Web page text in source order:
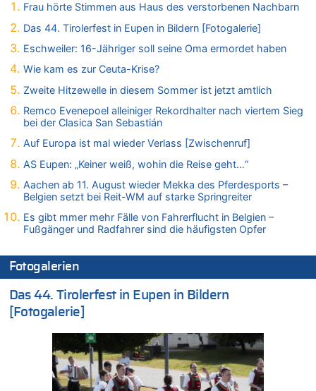
In Belgien missachten zwei von drei Autofahrern das
Tempolimit in 30er-Zonen – Untersuchung von Vias
07.08.2026 - 15:56 von Eifel_er zu
Teufel vorgestellt: „Ist mir eine große Ehre“
07.08.2026 - 15:43 von Hausmeister zu
Wie kam es zur Ceuta-Krise?
07.08.2026 - 15:30 von Soso zu
Aachen ab 11. August wieder Mekka des Pferdesports –
07.08.2026 - 15:13 von Joseph Meyer zu
Mark van Bommel offiziell als neuer Nationalcoach der Roten
Teufel vorgestellt: „Ist mir eine große Ehre“
07.08.2026 - 15:06 von Wolfgang2 zu
Kollision zwischen Autofahrer und Radfahrer an RAVeL-Weg
07.08.2026 - 14:35 von Vorfahrt zu
In Belgien missachten zwei von drei Autofahrern das
07.08.2026 - 14:33 von Ostbelgien Direkt zu
Offiziell: Van Bommel wird Belgiens Nationaltrainer
07.08.2026 - 13:39 von alter weißer mann zu
Zurück an den Rhein: Hendrich wechselt zum 1. FC Köln
07.08.2026 - 13:39 von Ach zu
Aachen ab 11. August wieder Mekka des Pferdesports –
Frau hörte Stimmen aus Haus des verstorbenen Nachbarn
Das 44. Tirolerfest in Eupen in Bildern [Fotogalerie]
Eschweiler: 16-Jähriger soll seine Oma ermordet haben
Wie kam es zur Ceuta-Krise?
Zweite Hitzewelle in diesem Sommer ist jetzt amtlich
Remco Evenepoel alleiniger Rekordhalter nach viertem Sieg
bei der Clasica San Sebastián
Auf Europa ist mal wieder Verlass [Zwischenruf]
AS Eupen: „Keiner weiß, wohin die Reise geht…“
Aachen ab 11. August wieder Mekka des Pferdesports –
Belgien setzt bei Reit-WM auf starke Springreiter
Es gibt mmer mehr Fälle von Fahrerflucht in Belgien –
Fußgänger und Radfahrer sind die häufigsten Opfer
Fotogalerien
Das 44. Tirolerfest in Eupen in Bildern
[Fotogalerie]